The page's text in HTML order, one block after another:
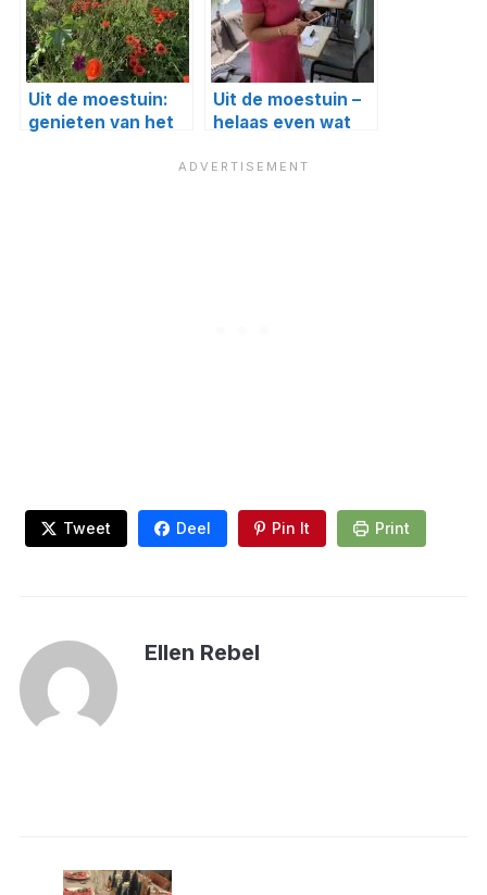
Uit de moestuin:
genieten van het
Uit de moestuin –
helaas even wat
Tweet Deel Pin It Print
Ellen Rebel